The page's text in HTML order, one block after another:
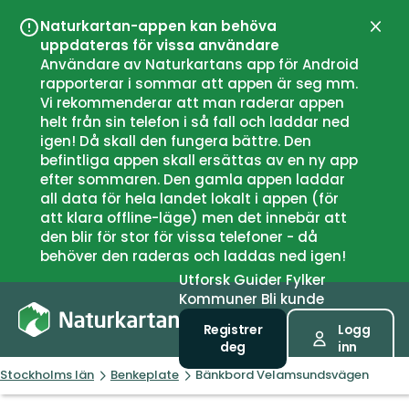
Naturkartan-appen kan behöva
uppdateras för vissa användare
Användare av Naturkartans app för Android
rapporterar i sommar att appen är seg mm.
Vi rekommenderar att man raderar appen
helt från sin telefon i så fall och laddar ned
igen! Då skall den fungera bättre. Den
befintliga appen skall ersättas av en ny app
efter sommaren. Den gamla appen laddar
all data för hela landet lokalt i appen (för
att klara offline-läge) men det innebär att
den blir för stor för vissa telefoner - då
behöver den raderas och laddas ned igen!
Lukk
UtforskGuiderFylker
Kommuner Bli kunde
Registrer
deg
Logg
inn
Stockholms län Benkeplate Bänkbord Velamsundsvägen